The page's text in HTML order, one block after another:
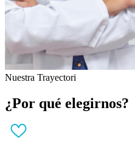
Nuestra Trayectori
¿Por qué elegirnos?